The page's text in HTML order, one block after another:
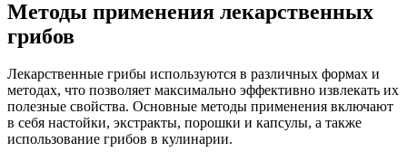
Методы применения лекарственных
грибов
Лекарственные грибы используются в различных формах и
методах, что позволяет максимально эффективно извлекать их
полезные свойства. Основные методы применения включают
в себя настойки, экстракты, порошки и капсулы, а также
использование грибов в кулинарии.